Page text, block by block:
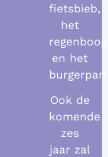
fietsbieb,
het
en het
Ook de
komende
zes
jaar zal